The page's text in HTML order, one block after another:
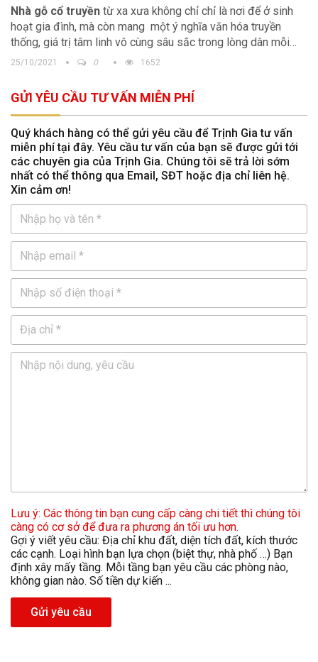
Nhà gỗ cổ truyền từ xa xưa không chỉ chỉ là nơi để ở sinh
hoạt gia đình, mà còn mang một ý nghĩa văn hóa truyền
thống, giá trị tâm linh vô cùng sâu sắc trong lòng dân mỗi
người Việt. Khi xây dựng nhà thờ họ, mẫu nhà thờ gỗ 5 gian
mang đậm giá trị truyền thống trong văn hóa Việt mà còn dễ
dàng trong việc bài trí không gian, công năng sử dụng.
25/10/2021 0 1652
GỬI YÊU CẦU TƯ VẤN MIỄN PHÍ
Quý khách hàng có thể gửi yêu cầu để Trịnh Gia tư vấn
miễn phí tại đây. Yêu cầu tư vấn của bạn sẽ được gửi tới
các chuyên gia của Trịnh Gia. Chúng tôi sẽ trả lời sớm
nhất có thể thông qua Email, SĐT hoặc địa chỉ liên hệ.
Xin cảm ơn!
Lưu ý: Các thông tin bạn cung cấp càng chi tiết thì chúng tôi
càng có cơ sở để đưa ra phương án tối ưu hơn.
Gợi ý viết yêu cầu: Địa chỉ khu đất, diện tích đất, kích thước
các cạnh. Loại hình bạn lựa chọn (biệt thự, nhà phố …) Bạn
định xây mấy tầng. Mỗi tầng bạn yêu cầu các phòng nào,
không gian nào. Số tiền dự kiến ...
Gửi yêu cầu